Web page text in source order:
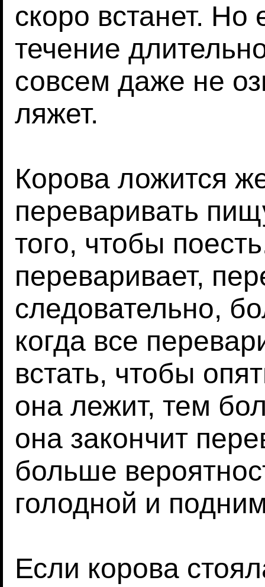
скоро встанет. Но
течение
совсем даже не
ляжет.
Корова ложится
переваривать
того, чтобы
переваривает,
следовательно,
когда все
встать, чтобы
она лежит, тем
она закончит
больше
голодной и
Если корова